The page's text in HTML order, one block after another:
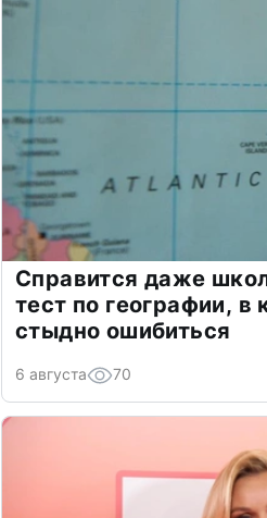
Справится даже
тест по географии, в
стыдно ошибиться
6 августа 70